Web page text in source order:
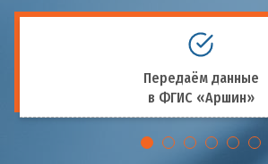
Передаём данные
в ФГИС «Аршин»